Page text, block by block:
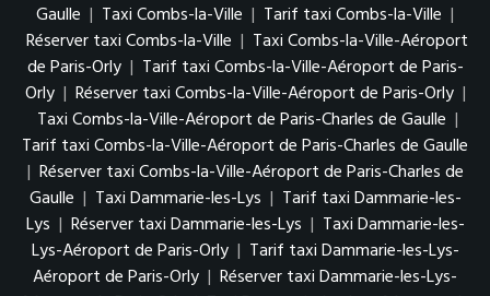
Gaulle | Taxi Combs-la-Ville | Tarif taxi Combs-la-Ville |
Réserver taxi Combs-la-Ville | Taxi Combs-la-Ville-Aéroport
de Paris-Orly | Tarif taxi Combs-la-Ville-Aéroport de Paris-
Orly | Réserver taxi Combs-la-Ville-Aéroport de Paris-Orly |
Taxi Combs-la-Ville-Aéroport de Paris-Charles de Gaulle |
Tarif taxi Combs-la-Ville-Aéroport de Paris-Charles de Gaulle
| Réserver taxi Combs-la-Ville-Aéroport de Paris-Charles de
Gaulle | Taxi Dammarie-les-Lys | Tarif taxi Dammarie-les-
Lys | Réserver taxi Dammarie-les-Lys | Taxi Dammarie-les-
Lys-Aéroport de Paris-Orly | Tarif taxi Dammarie-les-Lys-
Aéroport de Paris-Orly | Réserver taxi Dammarie-les-Lys-